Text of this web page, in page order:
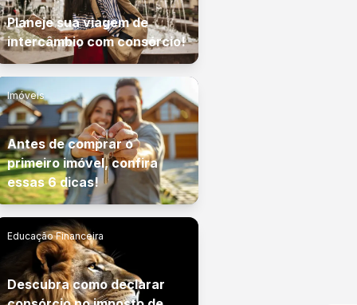
Planeje sua viagem de
intercâmbio com consórcio!
Imóveis
Antes de comprar o
primeiro imóvel, confira
essas 6 dicas!
Educação Financeira
Descubra como declarar